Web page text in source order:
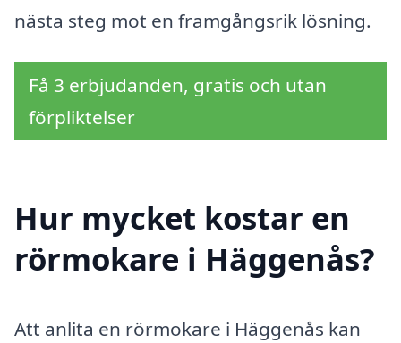
nästa steg mot en framgångsrik lösning.
Få 3 erbjudanden, gratis och utan
förpliktelser
Hur mycket kostar en
rörmokare i Häggenås?
Att anlita en rörmokare i Häggenås kan